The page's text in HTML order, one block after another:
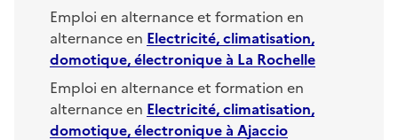
Emploi en alternance et formation en
alternance en Electricité, climatisation,
domotique, électroniqueà La Rochelle
Emploi en alternance et formation en
alternance en Electricité, climatisation,
domotique, électroniqueà Ajaccio